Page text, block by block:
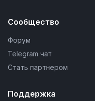
Сообщество
Форум
Telegram чат
Стать партнером
Поддержка